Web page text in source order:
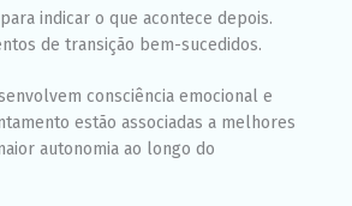
indicar o que acontece depois.
de transição bem-sucedidos.
consciência emocional e
estão associadas a melhores
autonomia ao longo do